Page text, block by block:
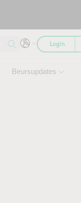
Beursupdates
Login